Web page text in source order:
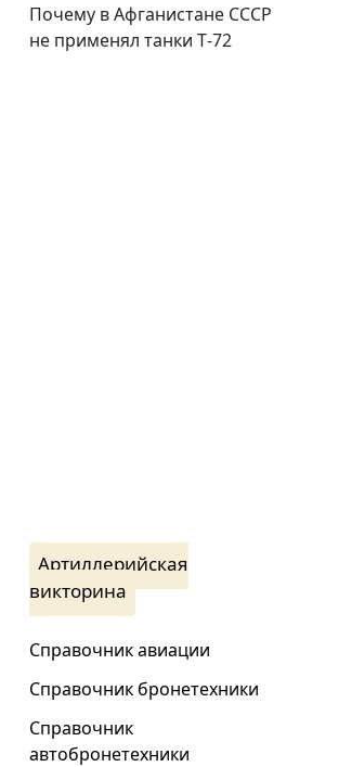
Почему в Афганистане СССР
не применял танки Т‑72
Артиллерийская
викторина
Справочник авиации
Справочник бронетехники
Справочник
автобронетехники